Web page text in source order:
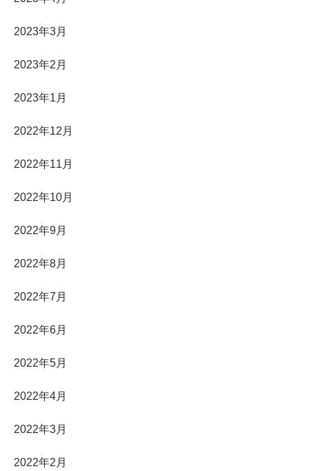
2023年3月
2023年2月
2023年1月
2022年12月
2022年11月
2022年10月
2022年9月
2022年8月
2022年7月
2022年6月
2022年5月
2022年4月
2022年3月
2022年2月